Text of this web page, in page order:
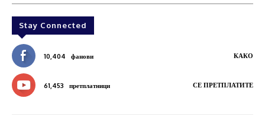
Stay Connected
10,404 фанови КАКО
61,453 претплатници СЕ ПРЕТПЛАТИТЕ